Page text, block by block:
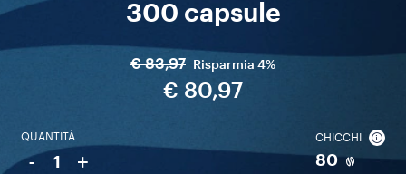
300 capsule
€ 83,97 Risparmia 4%
€ 80,97
QUANTITÀ
- 1 +
CHICCHI
80